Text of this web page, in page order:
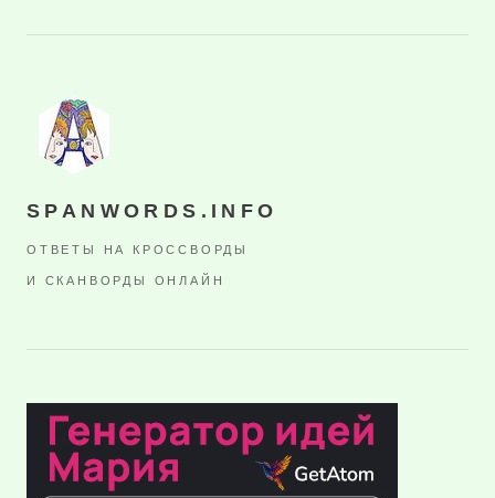
SPANWORDS.INFO
ОТВЕТЫ НА КРОССВОРДЫ
И СКАНВОРДЫ ОНЛАЙН